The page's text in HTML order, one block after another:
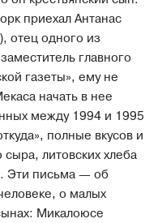
приехал Антанас
отец одного из
главного
газеты», ему не
начать в нее
между 1994 и 1995
полные вкусов и
сыра, литовских хлеба
Эти письма — об
о малых
Микалоюсе